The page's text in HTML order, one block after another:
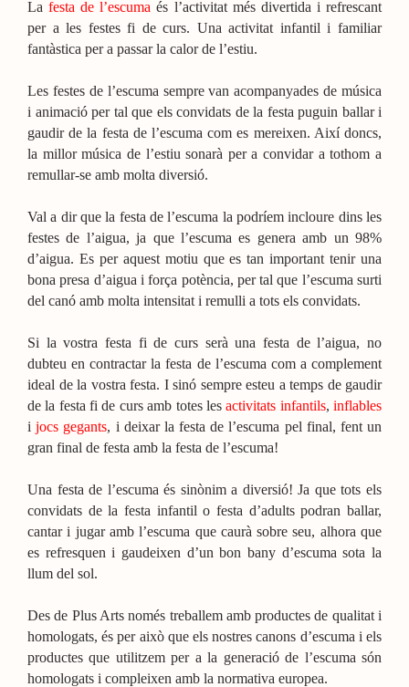
Lafesta de l’escuma és l’activitat més divertida i refrescant
per a les festes fi de curs. Una activitat infantil i familiar
fantàstica per a passar la calor de l’estiu.
Les festes de l’escuma sempre van acompanyades de música
i animació per tal que els convidats de la festa puguin ballar i
gaudir de la festa de l’escuma com es mereixen. Així doncs,
la millor música de l’estiu sonarà per a convidar a tothom a
remullar-se amb molta diversió.
Val a dir que la festa de l’escuma la podríem incloure dins les
festes de l’aigua, ja que l’escuma es genera amb un 98%
d’aigua. Es per aquest motiu que es tan important tenir una
bona presa d’aigua i força potència, per tal que l’escuma surti
del canó amb molta intensitat i remulli a tots els convidats.
Si la vostra festa fi de curs serà una festa de l’aigua, no
dubteu en contractar la festa de l’escuma com a complement
ideal de la vostra festa. I sinó sempre esteu a temps de gaudir
de la festa fi de curs amb totes lesactivitats infantils,inflables
ijocs gegants, i deixar la festa de l’escuma pel final, fent un
gran final de festa amb la festa de l’escuma!
Una festa de l’escuma és sinònim a diversió! Ja que tots els
convidats de la festa infantil o festa d’adults podran ballar,
cantar i jugar amb l’escuma que caurà sobre seu, alhora que
es refresquen i gaudeixen d’un bon bany d’escuma sota la
llum del sol.
Des de Plus Arts només treballem amb productes de qualitat i
homologats, és per això que els nostres canons d’escuma i els
productes que utilitzem per a la generació de l’escuma són
homologats i compleixen amb la normativa europea.